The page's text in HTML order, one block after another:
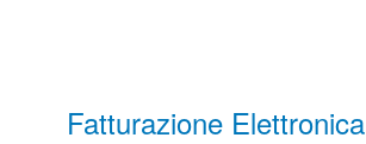
Fatturazione Elettronica